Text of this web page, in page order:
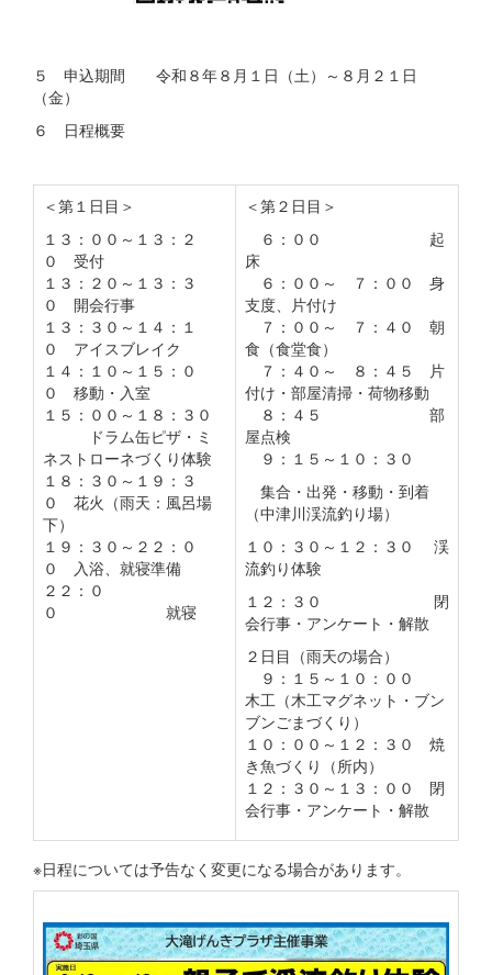
５ 申込期間 令和８年８月１日（土）～８月２１日
（金）
６ 日程概要
＜第１日目＞
１３：００～１３：２
０ 受付
１３：２０～１３：３
０ 開会行事
１３：３０～１４：１
０ アイスブレイク
１４：１０～１５：０
０ 移動・入室
１５：００～１８：３０
ドラム缶ピザ・ミ
ネストローネづくり体験
１８：３０～１９：３
０ 花火（雨天：風呂場
下）
１９：３０～２２：０
０ 入浴、就寝準備
２２：０
０ 就寝
＜第２日目＞
６：００ 起
床
６：００～ ７：００ 身
支度、片付け
７：００～ ７：４０ 朝
食（食堂食）
７：４０～ ８：４５ 片
付け・部屋清掃・荷物移動
８：４５ 部
屋点検
９：１５～１０：３０
集合・出発・移動・到着
（中津川渓流釣り場）
１０：３０～１２：３０ 渓
流釣り体験
１２：３０ 閉
会行事・アンケート・解散
２日目（雨天の場合）
９：１５～１０：００
木工（木工マグネット・ブン
ブンごまづくり）
１０：００～１２：３０ 焼
き魚づくり（所内）
１２：３０～１３：００ 閉
会行事・アンケート・解散
※日程については予告なく変更になる場合があります。